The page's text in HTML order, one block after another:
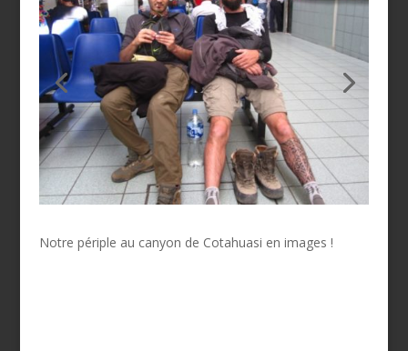
Notre périple au canyon de Cotahuasi en images !